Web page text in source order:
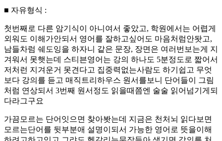
■ 자유형식 :
첫번째로 다른 암기식이 아니여서 좋았고, 학원에서는 어렵게
외워도 이해가안되서 영어를 잘하고싶어도 마음처럼안돳고,
남들차럼 쉐도잉을 하자니 같은 문장, 장면은 여러번보는게 지
겨워서 못햇는데 스티븐영어는 강의 하나도 5분정도로 짧어서
저처런 지겨운거 못견다고 집중력없는사람도 하기쉽고 무엇
보다 강의를 듣고 매직트리하우스 원서를보니 단어들이 그림
처럼 연상되서 3번째 원서정도 읽을때쯤엔 술술 읽어넘기게되
다라그구요
가끔모르는 단어잇으면 찾아봣는데 지금은 천처뇌 읽다보면
모르는단어를 뒷부분애 설명이되서 가능한 영어로 뜻을이해